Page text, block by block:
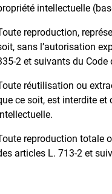
intellectuelle
reproduction,
sans l’autorisation
2 et suivants du
réutilisation ou
ce soit, est interdite
reproduction totale
articles L. 713-2 et